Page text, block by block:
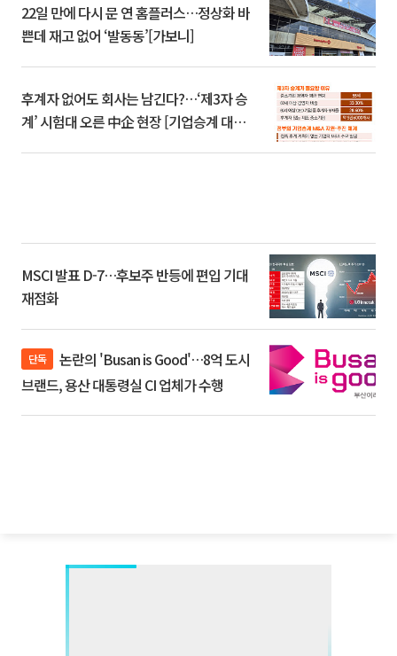
22일 만에 다시 문 연 홈플러스…정상화 바
쁜데 재고 없어 ‘발동동’[가보니]
후계자 없어도 회사는 남긴다?…‘제3자 승
계’ 시험대 오른 中企 현장 [기업승계 대전
MSCI 발표 D-7…후보주 반등에 편입 기대
재점화
단독
브랜드, 용산 대통령실 CI 업체가 수행